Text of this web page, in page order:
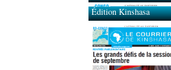
Édition Kinshasa